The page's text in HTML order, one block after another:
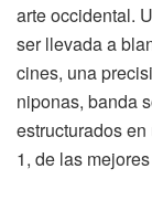
arte occidental.
ser llevada a
cines, una
niponas, banda
estructurados
1, de las